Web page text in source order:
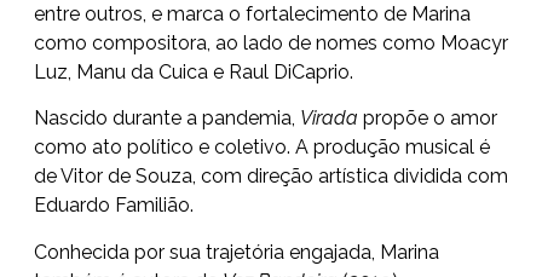
entre outros, e marca o fortalecimento de Marina
como compositora, ao lado de nomes como Moacyr
Luz, Manu da Cuica e Raul DiCaprio.
Nascido durante a pandemia, Virada propõe o amor
como ato político e coletivo. A produção musical é
de Vitor de Souza, com direção artística dividida com
Eduardo Familião.
Conhecida por sua trajetória engajada, Marina